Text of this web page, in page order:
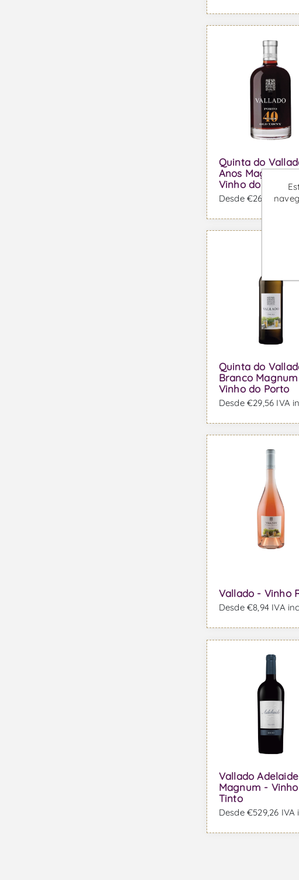
Quinta do
Anos Magnum -
Vinho do Porto
Desde €269,50 IVA
Quinta do
Branco
Vinho do Porto
Desde €29,56 IVA
Vallado - Vinho
Desde €8,94 IVA
Vallado Adelaide
Magnum - Vinho
Tinto
Desde €529,26 IVA